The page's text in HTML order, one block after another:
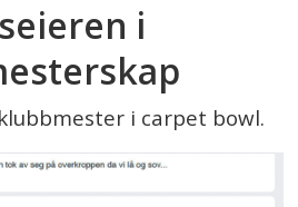
i
i carpet bowl.